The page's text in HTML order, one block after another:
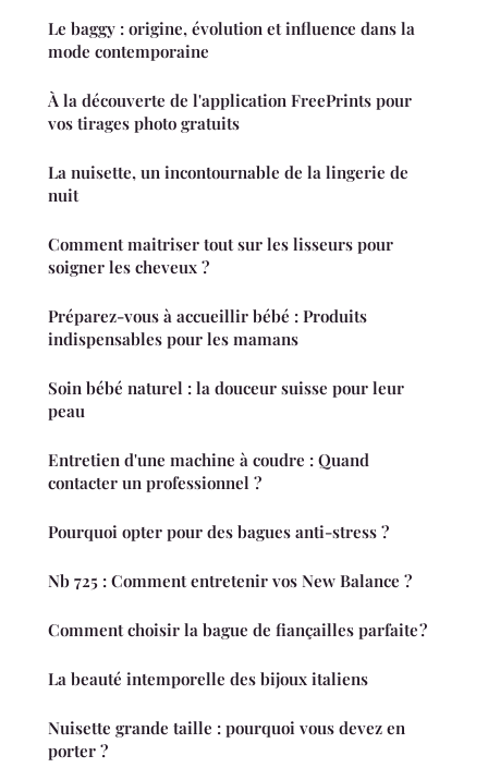
Le baggy : origine, évolution et influence dans la
mode contemporaine
À la découverte de l'application FreePrints pour
vos tirages photo gratuits
La nuisette, un incontournable de la lingerie de
nuit
Comment maitriser tout sur les lisseurs pour
soigner les cheveux ?
Préparez-vous à accueillir bébé : Produits
indispensables pour les mamans
Soin bébé naturel : la douceur suisse pour leur
peau
Entretien d'une machine à coudre : Quand
contacter un professionnel ?
Pourquoi opter pour des bagues anti-stress ?
Nb 725 : Comment entretenir vos New Balance ?
Comment choisir la bague de fiançailles parfaite ?
La beauté intemporelle des bijoux italiens
Nuisette grande taille : pourquoi vous devez en
porter ?